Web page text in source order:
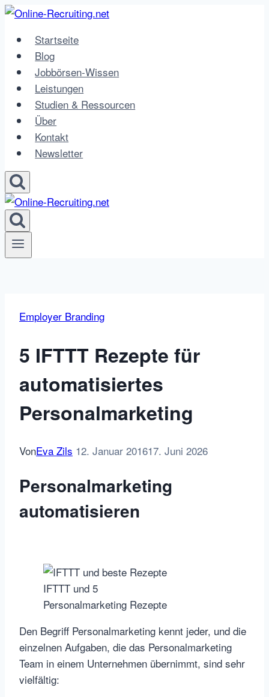
Zum
springenStartseite
Blog
Jobbörsen-Wissen
Leistungen
Studien & Ressourcen
Über
Kontakt
Newsletter
Employer Branding
5 IFTTT Rezepte für
automatisiertes
Personalmarketing
VonEva Zils 12. Januar 201617. Juni 2026
Personalmarketing
automatisieren
IFTTT und 5
Personalmarketing Rezepte
Den Begriff Personalmarketing kennt jeder, und die
einzelnen Aufgaben, die das Personalmarketing
Team in einem Unternehmen übernimmt, sind sehr
vielfältig: